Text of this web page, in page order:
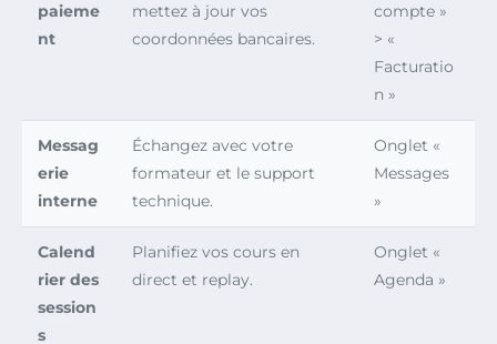
paieme
nt
mettez à jour vos
coordonnées bancaires.
compte »
> «
Facturatio
n »
Messag
erie
interne
Échangez avec votre
formateur et le support
technique.
Onglet «
Messages
»
Calend
rier des
session
s
Planifiez vos cours en
direct et replay.
Onglet «
Agenda »